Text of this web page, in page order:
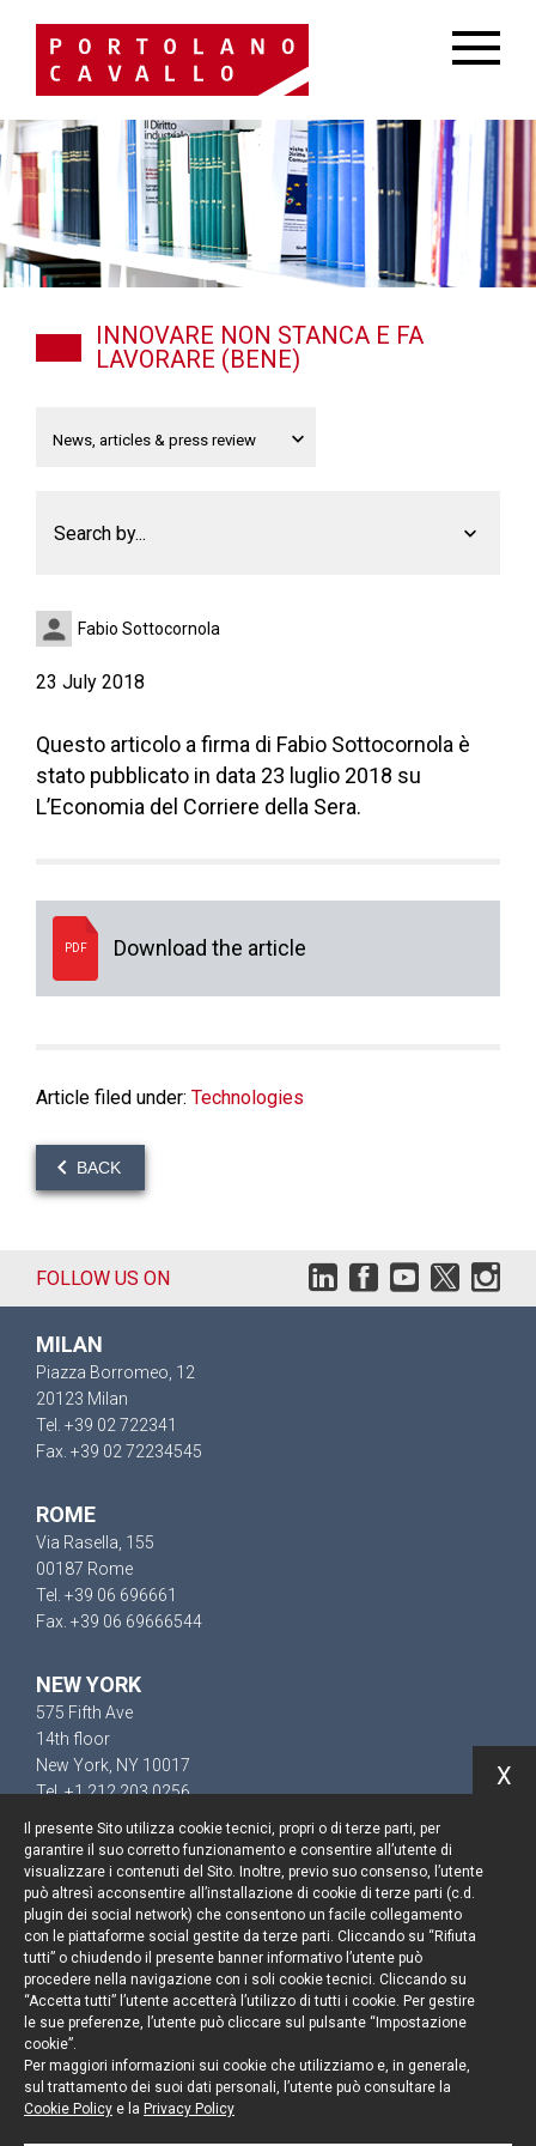
INNOVARE NON STANCA E FA
LAVORARE (BENE)
Search by...
Fabio Sottocornola
23 July 2018
Questo articolo a firma di Fabio Sottocornola è
stato pubblicato in data 23 luglio 2018 su
L’Economia del Corriere della Sera.
PDF Download the article
Article filed under: Technologies
BACK
FOLLOW US ON
MILAN
Piazza Borromeo, 12
20123 Milan
Tel. +39 02 722341
Fax. +39 02 72234545
ROME
Via Rasella, 155
00187 Rome
Tel. +39 06 696661
Fax. +39 06 69666544
NEW YORK
575 Fifth Ave
14th floor
New York, NY 10017
Tel. +1 212 203 0256
Keep up to date
Cookie policy
Information Notice
Legal notices
Credits
Il presente Sito utilizza cookie tecnici, propri o di terze parti, per
garantire il suo corretto funzionamento e consentire all’utente di
visualizzare i contenuti del Sito. Inoltre, previo suo consenso, l’utente
può altresì acconsentire all’installazione di cookie di terze parti (c.d.
plugin dei social network) che consentono un facile collegamento
con le piattaforme social gestite da terze parti. Cliccando su “Rifiuta
tutti” o chiudendo il presente banner informativo l’utente può
procedere nella navigazione con i soli cookie tecnici. Cliccando su
“Accetta tutti” l’utente accetterà l’utilizzo di tutti i cookie. Per gestire
le sue preferenze, l’utente può cliccare sul pulsante “Impostazione
cookie”.
Per maggiori informazioni sui cookie che utilizziamo e, in generale,
sul trattamento dei suoi dati personali, l’utente può consultare la
Cookie Policy e la Privacy Policy
X